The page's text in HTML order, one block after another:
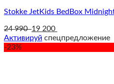
Stokke JetKids BedBox
24 990 19 200
Активируй спецпредложение
-23%